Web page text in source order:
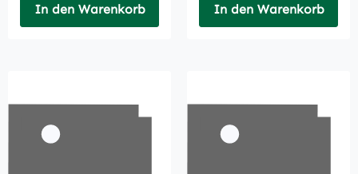
In den Warenkorb In den Warenkorb